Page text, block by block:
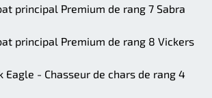
principal Premium de rang 7 Sabra
principal Premium de rang 8 Vickers
Eagle - Chasseur de chars de rang 4